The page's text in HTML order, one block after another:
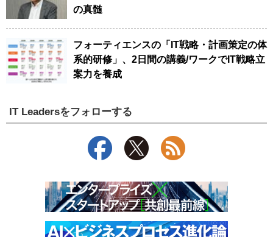
の真髄
フォーティエンスの「IT戦略・計画策定の体
系的研修」、2日間の講義/ワークでIT戦略立
案力を養成
IT Leadersをフォローする